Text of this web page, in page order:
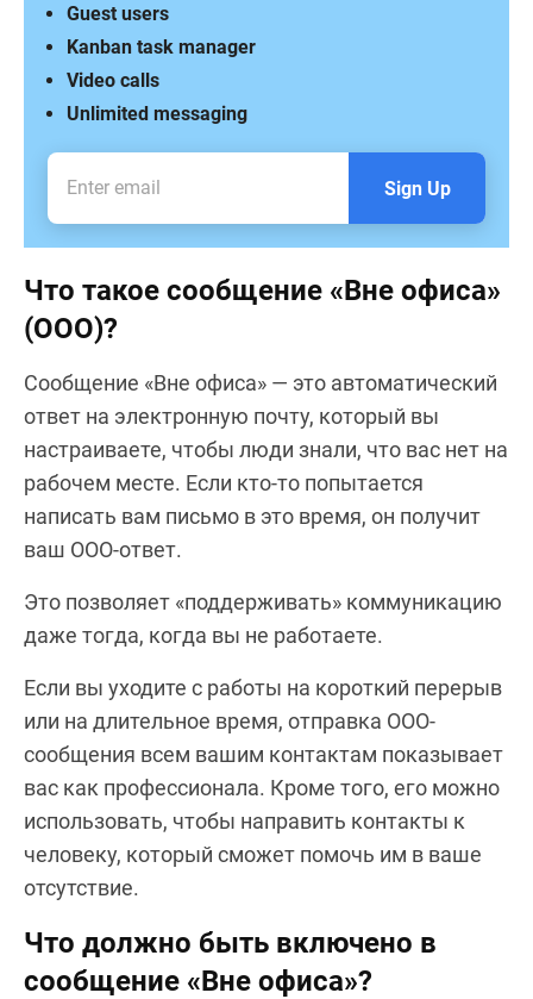
Unlimited messaging
Video calls
Kanban task manager
Guest users
Sign Up
Что такое сообщение «Вне офиса»
(OOO)?
Сообщение «Вне офиса» — это автоматический
ответ на электронную почту, который вы
настраиваете, чтобы люди знали, что вас нет на
рабочем месте. Если кто-то попытается
написать вам письмо в это время, он получит
ваш OOO-ответ.
Это позволяет «поддерживать» коммуникацию
даже тогда, когда вы не работаете.
Если вы уходите с работы на короткий перерыв
или на длительное время, отправка OOO-
сообщения всем вашим контактам показывает
вас как профессионала. Кроме того, его можно
использовать, чтобы направить контакты к
человеку, который сможет помочь им в ваше
отсутствие.
Что должно быть включено в
сообщение «Вне офиса»?